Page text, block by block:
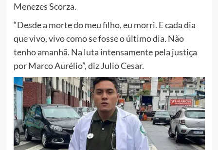
Menezes Scorza.
“Desde a morte do meu filho, eu morri. E cada dia
que vivo, vivo como se fosse o último dia. Não
tenho amanhã. Na luta intensamente pela justiça
por Marco Aurélio”, diz Julio Cesar.